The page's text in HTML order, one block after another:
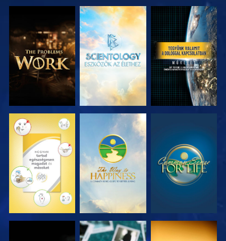
A SOROZAT
RÉSZEI
A SOROZAT
RÉSZEI
MŰSORNÉZÉS
MŰSORNÉZÉS MŰSORNÉZÉS MŰSORNÉZÉS